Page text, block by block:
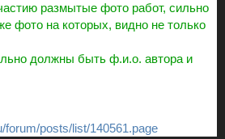
размытые фото работ, сильно
фото на которых, видно не только
должны быть ф.и.о. автора и
forum/posts/list/140561.page